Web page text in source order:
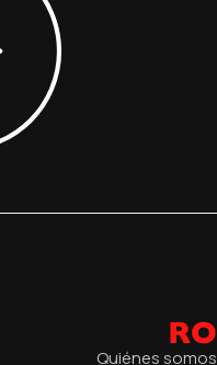
Quiénes somos